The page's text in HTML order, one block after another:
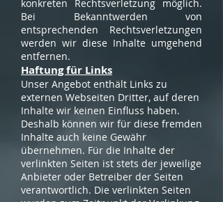
konkreten Rechtsverletzung möglich.
Bei Bekanntwerden von
entsprechenden Rechtsverletzungen
werden wir diese Inhalte umgehend
entfernen.
Haftung für Links
Unser Angebot enthält Links zu
externen Webseiten Dritter, auf deren
Inhalte wir keinen Einfluss haben.
Deshalb können wir für diese fremden
Inhalte auch keine Gewähr
übernehmen. Für die Inhalte der
verlinkten Seiten ist stets der jeweilige
Anbieter oder Betreiber der Seiten
verantwortlich. Die verlinkten Seiten